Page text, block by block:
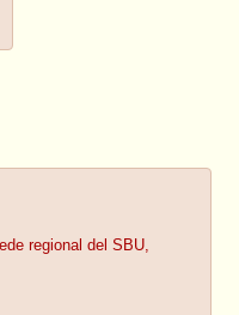
regional del SBU,